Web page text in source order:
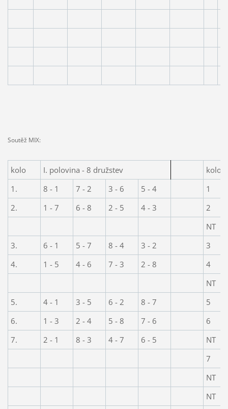
Soutěž MIX:
kolo I. polovina - 8 družstev
kolo
1.
8 - 1 7 - 2 3 - 6 5 - 4
1
2.
1 - 7 6 - 8 2 - 5 4 - 3
2
NT
3.
6 - 1 5 - 7 8 - 4 3 - 2
3
4.
1 - 5 4 - 6 7 - 3 2 - 8
4
NT
5.
4 - 1 3 - 5 6 - 2 8 - 7
5
6.
1 - 3 2 - 4 5 - 8 7 - 6
6
7.
2 - 1 8 - 3 4 - 7 6 - 5
NT
7
NT
NT